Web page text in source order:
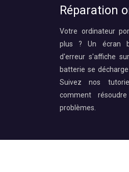
Réparation
Votre ordinateur
plus ? Un écran
d'erreur s'affiche
batterie se
Suivez nos
comment
problèmes.